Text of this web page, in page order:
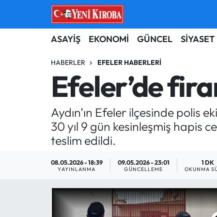
ASAYİŞ EKONOMİ GÜNCEL SİYASET
HABERLER EFELER HABERLERI
Efeler’de
Aydın’ın Efeler ilçesinde polis
30 yıl 9 gün kesinleşmiş hapis
teslim edildi.
08.05.2026 - 18:39
YAYINLANMA
09.05.2026 - 23:01
GÜNCELLEME
1 DK
OKUNMA
ASAYİŞ
BİLİM-TEKNOLOJİ
DÜNYA
EĞİTİM
EKONOMİ
Aydın Nöbetçi Eczaneler
Aydın Hava Durumu
Aydin Namaz Vakitleri
Aydın Trafik Yoğunluk Haritası
Süper Lig Puan Durumu ve Fikstür
Tüm Manşetler